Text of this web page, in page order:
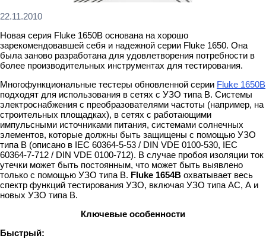
22.11.2010
Новая серия Fluke 1650B основана на хорошо
зарекомендовавшей себя и надежной серии Fluke 1650. Она
была заново разработана для удовлетворения потребности в
более производительных инструментах для тестирования.
Многофункциональные тестеры обновленной серии Fluke 1650B
подходят для использования в сетях с УЗО типа В. Cистемы
электроснабжения с преобразователями частоты (например, на
строительных площадках), в сетях с работающими
импульсными источниками питания, системами солнечных
элементов, которые должны быть защищены с помощью УЗО
типа В (описано в IEC 60364-5-53 / DIN VDE 0100-530, IEC
60364-7-712 / DIN VDE 0100-712). В случае пробоя изоляции ток
утечки может быть постоянным, что может быть выявлено
только с помощью УЗО типа В. Fluke 1654B охватывает весь
спектр функций тестирования УЗО, включая УЗО типа АС, А и
новых УЗО типа B.
Ключевые особенности
Быстрый: